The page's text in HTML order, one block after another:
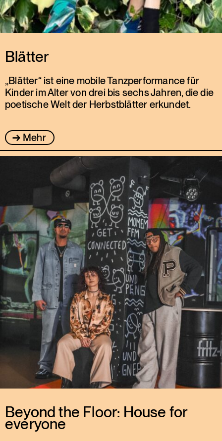
Blätter
„Blätter“ ist eine mobile Tanzperformance für
Kinder im Alter von drei bis sechs Jahren, die die
poetische Welt der Herbstblätter erkundet.
Mehr
Beyond the Floor: House for
everyone